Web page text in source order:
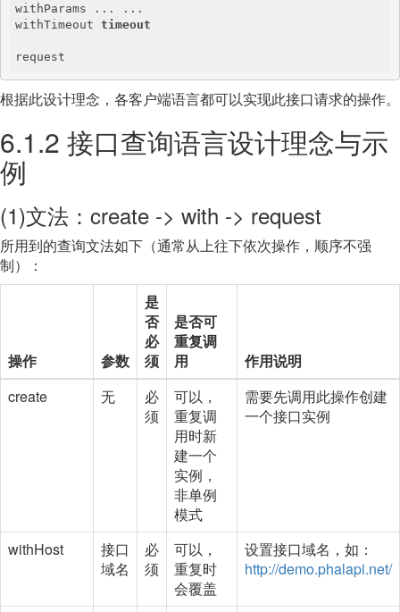
withParams ... ...
withTimeout timeout
根据此设计理念，各客户端语言都可以实现此接口请求的操作。
6.1.2 接口查询语言设计理念与示
例
(1)文法：create -> with -> request
所用到的查询文法如下（通常从上往下依次操作，顺序不强
制）：
操作 参数
是
否
必
须
是否可
重复调
用
作用说明
create
无
必
须
可以，
重复调
用时新
建一个
实例，
非单例
模式
需要先调用此操作创建
一个接口实例
withHost
接口
域名
必
须
可以，
重复时
会覆盖
设置接口域名，如：
http://demo.phalapi.net/